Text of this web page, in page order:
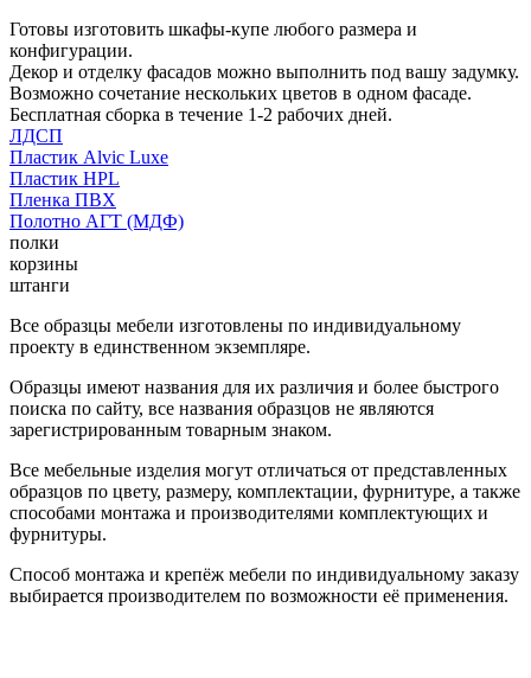
Готовы изготовить шкафы-купе любого размера и
конфигурации.
Декор и отделку фасадов можно выполнить под вашу задумку.
Возможно сочетание нескольких цветов в одном фасаде.
Бесплатная сборка в течение 1-2 рабочих дней.
ЛДСП
Пластик Alvic Luxe
Пластик HPL
Пленка ПВХ
Полотно АГТ (МДФ)
полки
корзины
штанги
Все образцы мебели изготовлены по индивидуальному
проекту в единственном экземпляре.
Образцы имеют названия для их различия и более быстрого
поиска по сайту, все названия образцов не являются
зарегистрированным товарным знаком.
Все мебельные изделия могут отличаться от представленных
образцов по цвету, размеру, комплектации, фурнитуре, а также
способами монтажа и производителями комплектующих и
фурнитуры.
Способ монтажа и крепёж мебели по индивидуальному заказу
выбирается производителем по возможности её применения.